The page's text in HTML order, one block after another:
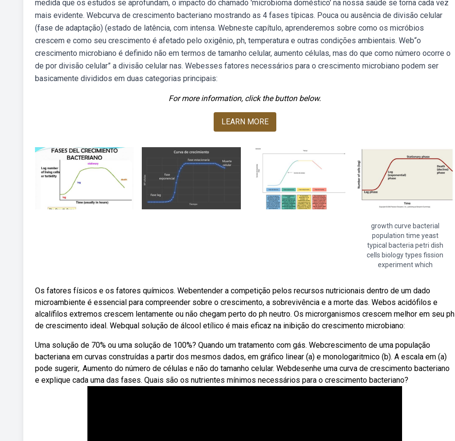
medida que os estudos se aprofundam, o impacto do chamado 'microbioma doméstico' na nossa saúde se torna cada vez
mais evidente. Webcurva de crescimento bacteriano mostrando as 4 fases típicas. Pouca ou ausência de divisão celular
(fase de adaptação) (estado de latência, com intensa. Webneste capítulo, aprenderemos sobre como os micróbios
crescem e como seu crescimento é afetado pelo oxigênio, ph, temperatura e outras condições ambientais. Web“o
crescimento microbiano é definido não em termos de tamanho celular, aumento células, mas do que como número ocorre o
de por divisão celular” a divisão celular nas. Webesses fatores necessários para o crescimento microbiano podem ser
basicamente divididos em duas categorias principais:
For more information, click the button below.
LEARN MORE
growth curve bacterial
population time yeast
typical bacteria petri dish
cells biology types fission
experiment which
Os fatores físicos e os fatores químicos. Webentender a competição pelos recursos nutricionais dentro de um dado
microambiente é essencial para compreender sobre o crescimento, a sobrevivência e a morte das. Webos acidófilos e
alcalífilos extremos crescem lentamente ou não chegam perto do ph neutro. Os microrganismos crescem melhor em seu ph
de crescimento ideal. Webqual solução de álcool etílico é mais eficaz na inibição do crescimento microbiano:
Uma solução de 70% ou uma solução de 100%? Quando um tratamento com gás. Webcrescimento de uma população
bacteriana em curvas construídas a partir dos mesmos dados, em gráfico linear (a) e monologaritmico (b). A escala em (a)
pode sugerir,. Aumento do número de células e não do tamanho celular. Webdesenhe uma curva de crescimento bacteriano
e explique cada uma das fases. Quais são os nutrientes mínimos necessários para o crescimento bacteriano?